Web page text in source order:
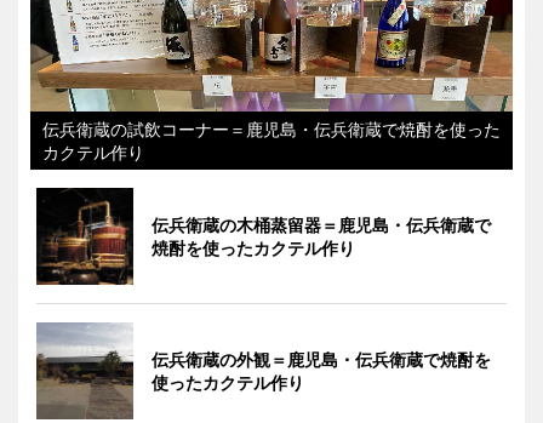
伝兵衛蔵の試飲コーナー＝鹿児島・伝兵衛蔵で焼酎を使った
カクテル作り
伝兵衛蔵の木桶蒸留器＝鹿児島・伝兵衛蔵で
焼酎を使ったカクテル作り
伝兵衛蔵の外観＝鹿児島・伝兵衛蔵で焼酎を
使ったカクテル作り